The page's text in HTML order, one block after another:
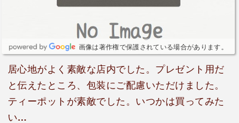
画像は著作権で保護されている場合があります。
居心地がよく素敵な店内でした。プレゼント用だ
と伝えたところ、包装にご配慮いただけました。
ティーポットが素敵でした。いつかは買ってみた
い…